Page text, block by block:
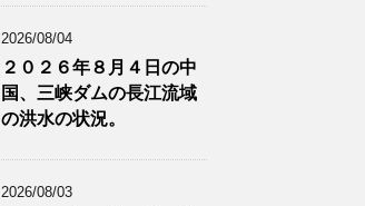
2026/08/04
２０２６年８月４日の中
国、三峡ダムの長江流域
の洪水の状況。
2026/08/03